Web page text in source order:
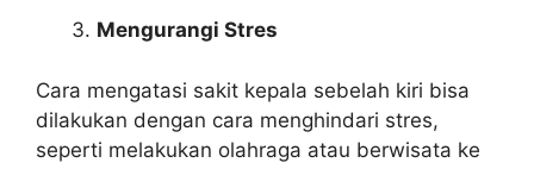
Mengurangi Stres
Cara mengatasi sakit kepala sebelah kiri bisa
dilakukan dengan cara menghindari stres,
seperti melakukan olahraga atau berwisata ke